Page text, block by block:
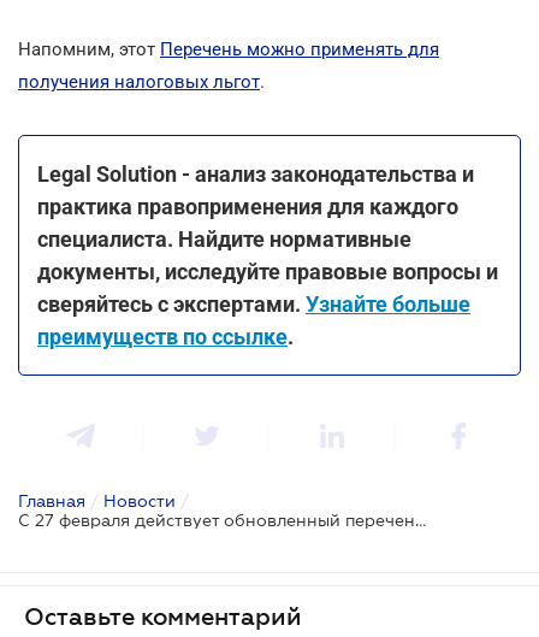
Напомним, этот Перечень можно применять для
получения налоговых льгот.
Legal Solution - анализ законодательства и
практика правоприменения для каждого
специалиста. Найдите нормативные
документы, исследуйте правовые вопросы и
сверяйтесь с экспертами. Узнайте больше
преимуществ по ссылке.
Главная / Новости /
С 27 февраля действует обновленный перечень ВОТ и территорий боевых действий
Оставьте комментарий